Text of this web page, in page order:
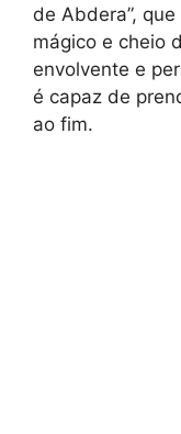
de Abdera”,
mágico e cheio
envolvente e
é capaz de
ao fim.